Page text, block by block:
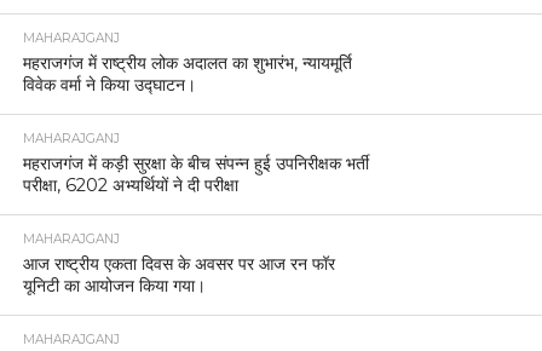
MAHARAJGANJ
महराजगंज में राष्ट्रीय लोक अदालत का शुभारंभ, न्यायमूर्ति
विवेक वर्मा ने किया उद्घाटन।
MAHARAJGANJ
महराजगंज में कड़ी सुरक्षा के बीच संपन्न हुई उपनिरीक्षक भर्ती
परीक्षा, 6202 अभ्यर्थियों ने दी परीक्षा
MAHARAJGANJ
आज राष्ट्रीय एकता दिवस के अवसर पर आज रन फॉर
यूनिटी का आयोजन किया गया।
MAHARAJGANJ